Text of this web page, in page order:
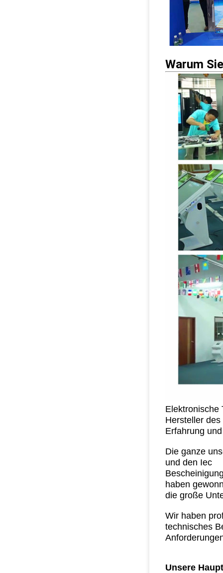
Warum
Elektronische
Hersteller
Erfahrung
Die ganze
und den Iec
haben
die große
Wir haben
technisches
Unsere